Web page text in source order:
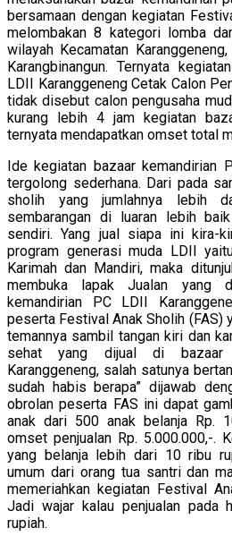
bersamaan dengan kegiatan
melombakan 8 kategori lomba
wilayah Kecamatan
Karangbinangun. Ternyata
LDII Karanggeneng Cetak Calon
tidak disebut calon pengusaha
kurang lebih 4 jam kegiatan
ternyata mendapatkan omset total
Ide kegiatan bazaar kemandirian
tergolong sederhana. Dari pada
sholih yang jumlahnya lebih
sembarangan di luaran lebih
sendiri. Yang jual siapa ini kira-
program generasi muda LDII
Karimah dan Mandiri, maka
membuka lapak Jualan yang
kemandirian PC LDII
peserta Festival Anak Sholih (FAS)
temannya sambil tangan kiri dan
sehat yang dijual di bazaar
Karanggeneng, salah satunya
sudah habis berapa” dijawab
obrolan peserta FAS ini dapat
anak dari 500 anak belanja Rp.
omset penjualan Rp. 5.000.000,-.
yang belanja lebih dari 10 ribu
umum dari orang tua santri dan
memeriahkan kegiatan Festival
Jadi wajar kalau penjualan pada
rupiah.